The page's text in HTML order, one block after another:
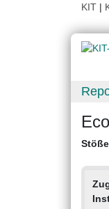
KIT |